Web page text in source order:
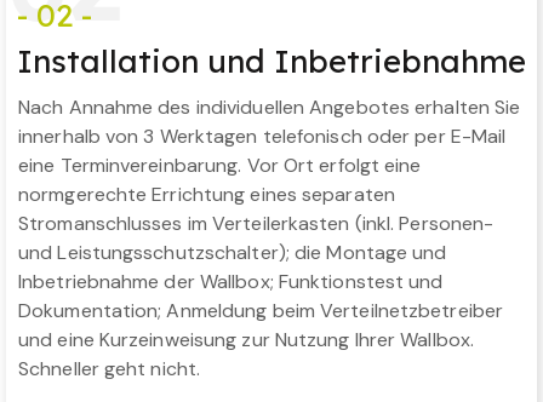
- 02 -
Installation und Inbetriebnahme
Nach Annahme des individuellen Angebotes erhalten Sie
innerhalb von 3 Werktagen telefonisch oder per E-Mail
eine Terminvereinbarung. Vor Ort erfolgt eine
normgerechte Errichtung eines separaten
Stromanschlusses im Verteilerkasten (inkl. Personen-
und Leistungsschutzschalter); die Montage und
Inbetriebnahme der Wallbox; Funktionstest und
Dokumentation; Anmeldung beim Verteilnetzbetreiber
und eine Kurzeinweisung zur Nutzung Ihrer Wallbox.
Schneller geht nicht.